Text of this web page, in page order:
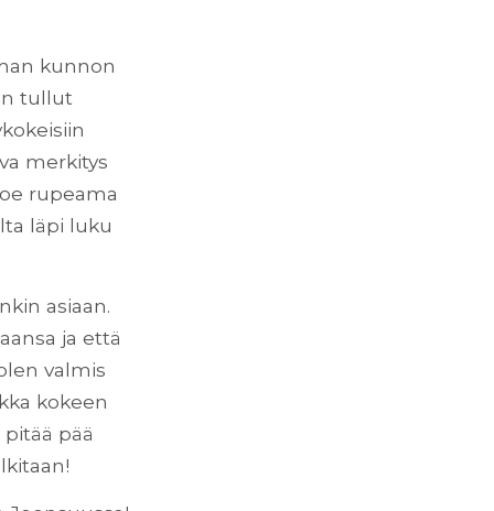
kunnon
tullut
merkitys
rupeama
läpi luku
asiaan.
ja että
valmis
kokeen
pää